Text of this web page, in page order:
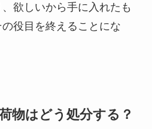
欲しいから手に入れたも
役目を終えることにな
物はどう処分する？